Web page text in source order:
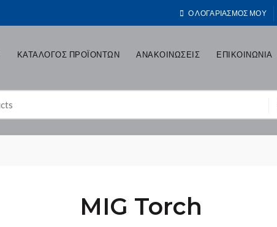
Ο ΛΟΓΑΡΙΑΣΜΟΣ ΜΟΥ
ΚΑΤΑΛΟΓΟΣ ΠΡΟΪΟΝΤΩΝ ΑΝΑΚΟΙΝΩΣΕΙΣ ΕΠΙΚΟΙΝΩΝΙΑ
MIG Torch